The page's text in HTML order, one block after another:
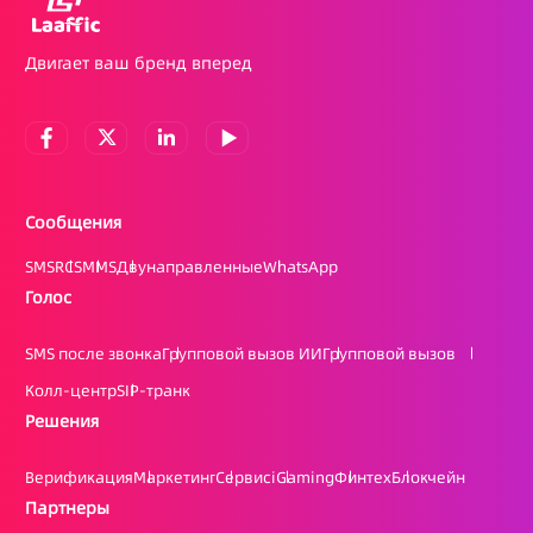
Двигает ваш бренд вперед
Сообщения
SMSRCSMMSДвунаправленныеWhatsApp
Голос
SMS после звонкаГрупповой вызов ИИГрупповой вызов
Колл-центрSIP-транк
Решения
ВерификацияМаркетингСервисiGamingФинтехБлокчейн
Партнеры